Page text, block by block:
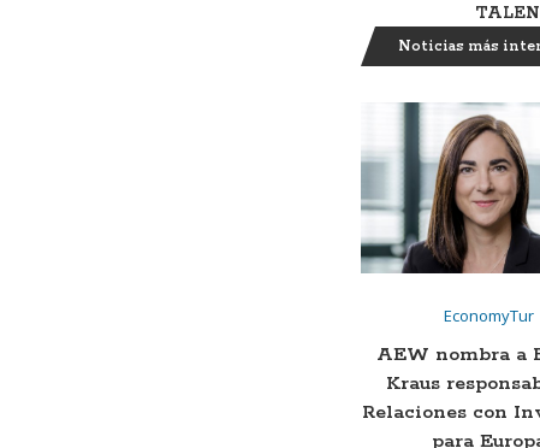
Noticias más
EconomyTur
AEW nombra a
Kraus
Relaciones con
para